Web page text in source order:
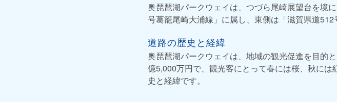
奥琵琶湖パークウェイは、つづら尾崎展望台を境
号葛籠尾崎大浦線」に属し、東側は「滋賀県道512
道路の歴史と経緯
奥琵琶湖パークウェイは、地域の観光促進を目的
億5,000万円で、観光客にとって春には桜、秋に
史と経緯です。